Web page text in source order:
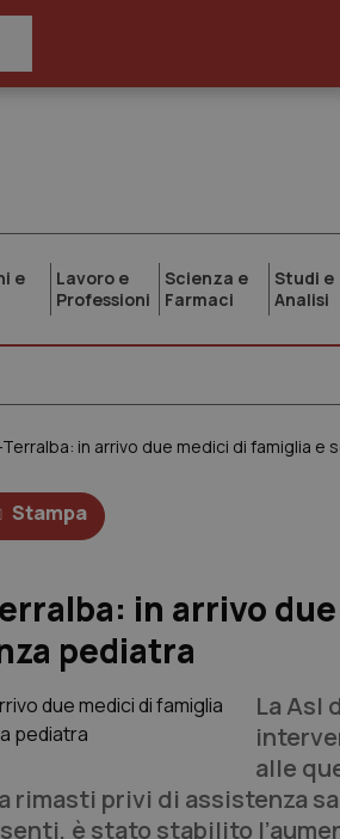
e
Lavoro e
Professioni
Scienza e
Farmaci
Studi e
Analisi
in arrivo due medici di famiglia e
Stampa
in arrivo
pediatra
La Asl
alle
rimasti privi di assistenza
è stato stabilito